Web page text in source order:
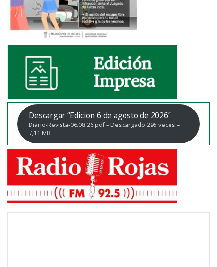
Descargar “Edicion 6 de agosto de 2026”
Diario-Revista-06.08.26.pdf – Descargado 295 veces –
7,11 MB